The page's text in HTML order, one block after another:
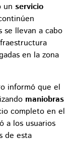
un servicio
llevan a cabo
en la zona
informó que el
maniobras
completo en el
a los usuarios
de esta